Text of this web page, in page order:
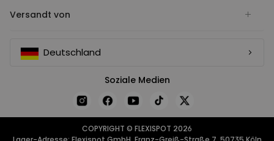
Versandt von
Deutschland
Soziale Medien
COPYRIGHT © FLEXISPOT 2026